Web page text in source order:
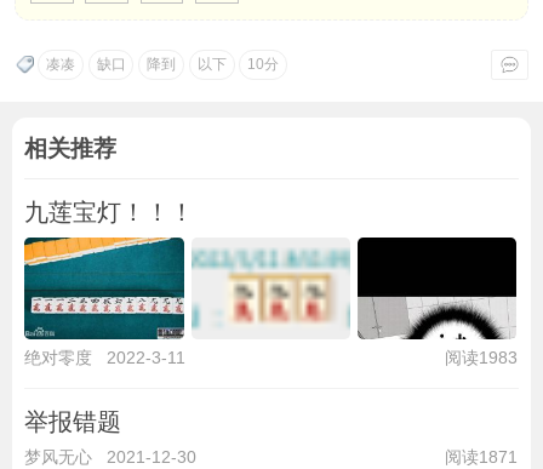
凑凑 缺口 降到 以下 10分
相关推荐
九莲宝灯！！！
绝对零度 2022-3-11 阅读1983
举报错题
梦风无心 2021-12-30 阅读1871